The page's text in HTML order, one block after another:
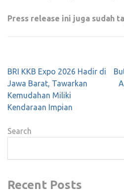
Press release ini juga sudah
Post
navigation
BRI KKB Expo 2026 Hadir di
Jawa Barat, Tawarkan
Kemudahan Miliki
Kendaraan Impian
Search
Recent Posts